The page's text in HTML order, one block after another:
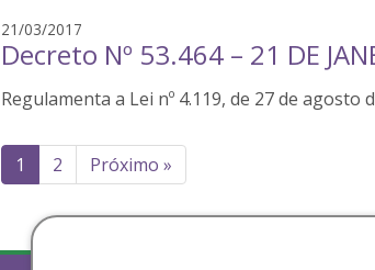
u
e
r
j
u
e
s
21/03/2017s
i
v
n
n
r
Decreto Nº 53.464 – 21 DE
Regulamenta a Lei nº 4.119, de 27 de
Paginação
de
posts
1 2 Próximo »